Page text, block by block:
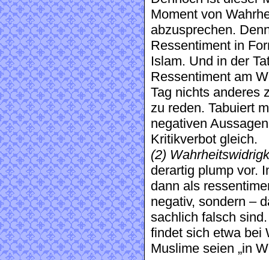
Moment von
abzusprechen.
Ressentiment in
Islam. Und in der
Ressentiment am
Tag nichts anderes
zu reden. Tabuiert
negativen
Kritikverbot gleich.
(2)
derartig plump vor.
dann als
negativ, sondern –
sachlich falsch
findet sich etwa bei
Muslime seien „in